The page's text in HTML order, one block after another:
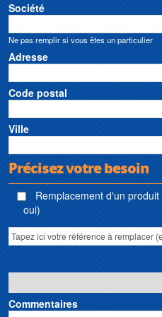
Société
Ne pas remplir si vous êtes un particulier
Adresse
Code postal
Ville
Précisez votre besoin
Remplacement d'un
oui)
Commentaires